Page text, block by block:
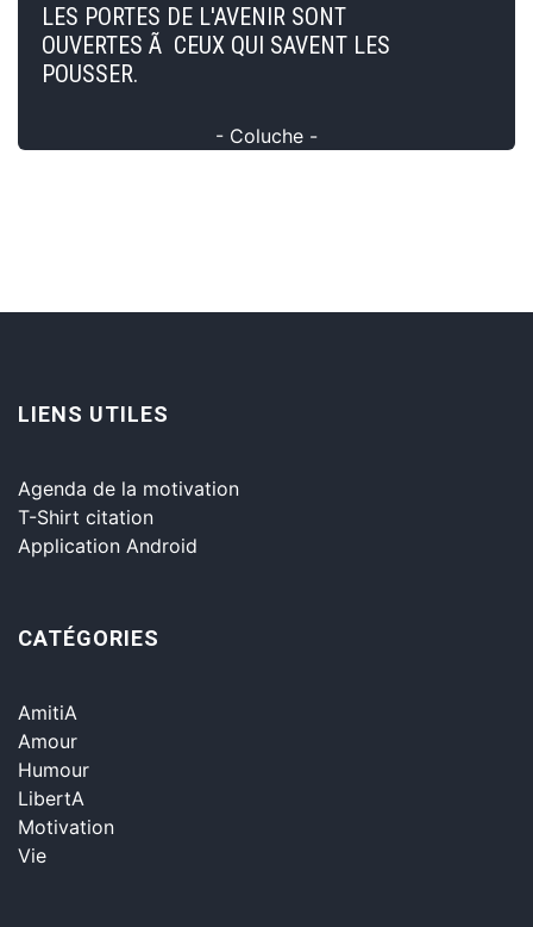
LES PORTES DE L'AVENIR SONT
OUVERTES Ã CEUX QUI SAVENT LES
POUSSER.
- Coluche -
LIENS UTILES
Agenda de la motivation
T-Shirt citation
Application Android
CATÉGORIES
AmitiA
Amour
Humour
LibertA
Motivation
Vie